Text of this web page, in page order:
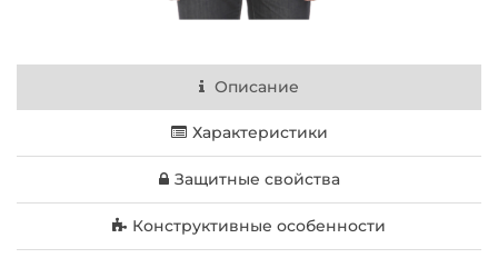
Описание
Характеристики
Защитные свойства
Конструктивные особенности